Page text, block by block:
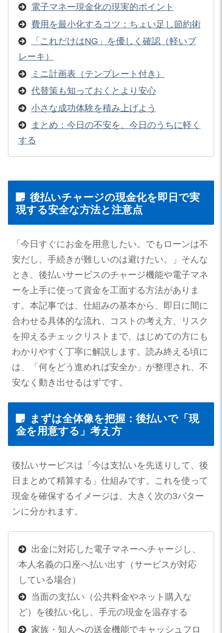
電子マネー現金化の現実的ポイント
費用を最小化するコツ：ちょい足し節約術
「これだけはNG」を優しく確認（軽いブ
レーキ）
ミニ計画表（テンプレート付き）
代替策も知っておくとより安心
小さな成功体験を積み上げよう
まとめ：今日の不安を、今日のうちに軽く
する
後払いチャージの現金化を即日で実
現する安全な方法と注意点
「今日すぐにお金を用意したい。でもローンは不
安だし、手続きが難しいのは避けたい。」そんな
とき、後払いサービスのチャージ機能や電子マネ
ーを上手に使って資金を工面する方法がありま
す。本記事では、仕組みの基本から、即日に間に
合わせる具体的な流れ、コストの考え方、リスク
を抑えるチェックリストまで、はじめての方にも
わかりやすく丁寧に解説します。読み終える頃に
は、「何をどう進めれば安全か」が整理され、不
安なく動き出せるはずです。
まずは全体像を把握：後払いで「現
金を用意する」考え方
後払いサービスは「今は支払いを先送りして、後
日まとめて精算する」仕組みです。これを使って
現金を確保するイメージは、大きく次の3パター
ンに分かれます。
出金に対応した電子マネーへチャージし、
本人名義の口座へ払い出す（サービスが対応
している場合）
当面の支払い（公共料金やネット購入な
ど）を後払い化し、手元の現金を温存する
家族・知人への送金機能でキャッシュフロ